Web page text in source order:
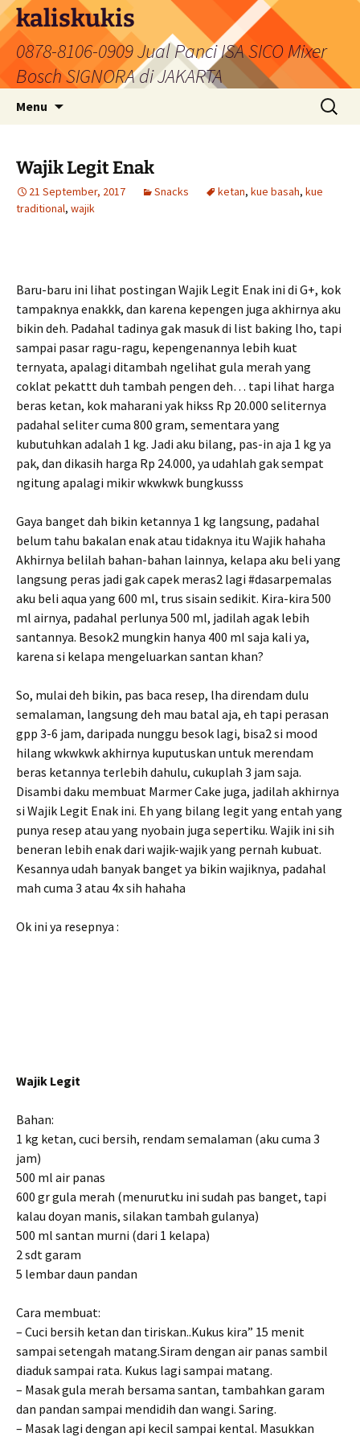
Skip
to
content
kaliskukis
0878-8106-0909 Jual Panci ISA SICO Mixer
Bosch SIGNORA di JAKARTA
Menu
Search
for:
Wajik Legit Enak
21 September, 2017 Snacks ketan, kue basah, kue
traditional, wajik
Baru-baru ini lihat postingan Wajik Legit Enak ini di G+, kok
tampaknya enakkk, dan karena kepengen juga akhirnya aku
bikin deh. Padahal tadinya gak masuk di list baking lho, tapi
sampai pasar ragu-ragu, kepengenannya lebih kuat
ternyata, apalagi ditambah ngelihat gula merah yang
coklat pekattt duh tambah pengen deh… tapi lihat harga
beras ketan, kok maharani yak hikss Rp 20.000 seliternya
padahal seliter cuma 800 gram, sementara yang
kubutuhkan adalah 1 kg. Jadi aku bilang, pas-in aja 1 kg ya
pak, dan dikasih harga Rp 24.000, ya udahlah gak sempat
ngitung apalagi mikir wkwkwk bungkusss
Gaya banget dah bikin ketannya 1 kg langsung, padahal
belum tahu bakalan enak atau tidaknya itu Wajik hahaha
Akhirnya belilah bahan-bahan lainnya, kelapa aku beli yang
langsung peras jadi gak capek meras2 lagi #dasarpemalas
aku beli aqua yang 600 ml, trus sisain sedikit. Kira-kira 500
ml airnya, padahal perlunya 500 ml, jadilah agak lebih
santannya. Besok2 mungkin hanya 400 ml saja kali ya,
karena si kelapa mengeluarkan santan khan?
So, mulai deh bikin, pas baca resep, lha direndam dulu
semalaman, langsung deh mau batal aja, eh tapi perasan
gpp 3-6 jam, daripada nunggu besok lagi, bisa2 si mood
hilang wkwkwk akhirnya kuputuskan untuk merendam
beras ketannya terlebih dahulu, cukuplah 3 jam saja.
Disambi daku membuat Marmer Cake juga, jadilah akhirnya
si Wajik Legit Enak ini. Eh yang bilang legit yang entah yang
punya resep atau yang nyobain juga sepertiku. Wajik ini sih
beneran lebih enak dari wajik-wajik yang pernah kubuat.
Kesannya udah banyak banget ya bikin wajiknya, padahal
mah cuma 3 atau 4x sih hahaha
Ok ini ya resepnya :
Wajik Legit
Bahan:
1 kg ketan, cuci bersih, rendam semalaman (aku cuma 3
jam)
500 ml air panas
600 gr gula merah (menurutku ini sudah pas banget, tapi
kalau doyan manis, silakan tambah gulanya)
500 ml santan murni (dari 1 kelapa)
2 sdt garam
5 lembar daun pandan
Cara membuat:
– Cuci bersih ketan dan tiriskan..Kukus kira” 15 menit
sampai setengah matang.Siram dengan air panas sambil
diaduk sampai rata. Kukus lagi sampai matang.
– Masak gula merah bersama santan, tambahkan garam
dan pandan sampai mendidih dan wangi. Saring.
– Masak lagi dengan api kecil sampai kental. Masukkan